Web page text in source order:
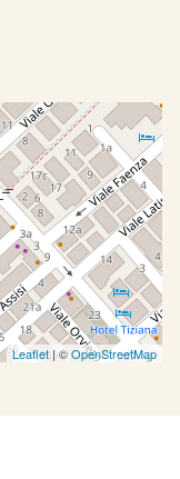
Leaflet| ©OpenStreetMap